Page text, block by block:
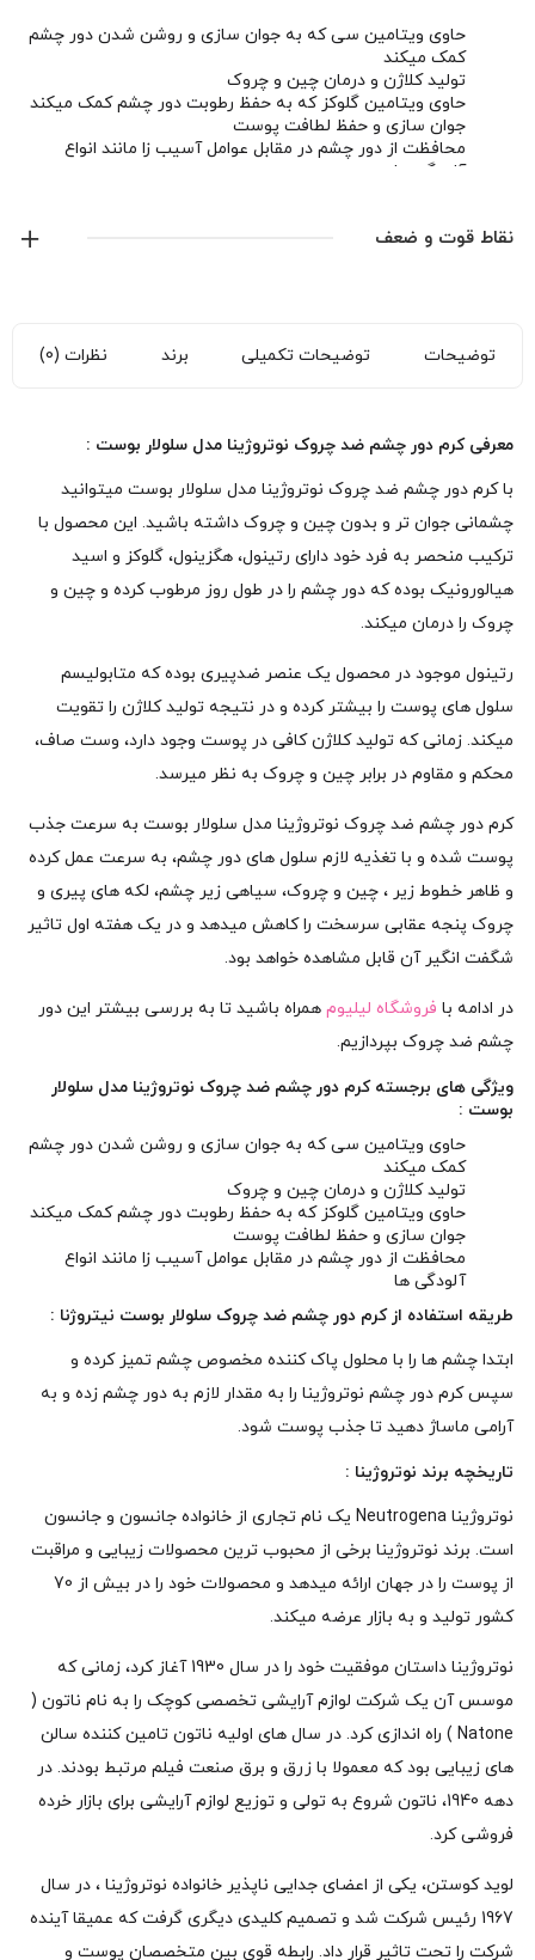
حاوی ویتامین سی که به جوان سازی و روشن شدن دور چشم
کمک میکند
تولید کلاژن و درمان چین و چروک
حاوی ویتامین گلوکز که به حفظ رطوبت دور چشم کمک میکند
جوان سازی و حفظ لطافت پوست
محافظت از دور چشم در مقابل عوامل آسیب زا مانند انواع
آلودگی ها
نقاط قوت و ضعف
توضیحات توضیحات تکمیلی برند نظرات (0)
معرفی کرم دور چشم ضد چروک نوتروژینا مدل سلولار بوست :
با کرم دور چشم ضد چروک نوتروژینا مدل سلولار بوست میتوانید
چشمانی جوان تر و بدون چین و چروک داشته باشید. این محصول با
ترکیب منحصر به فرد خود دارای رتینول، هگزینول، گلوکز و اسید
هیالورونیک بوده که دور چشم را در طول روز مرطوب کرده و چین و
چروک را درمان میکند.
رتینول موجود در محصول یک عنصر ضدپیری بوده که متابولیسم
سلول های پوست را بیشتر کرده و در نتیجه تولید کلاژن را تقویت
میکند. زمانی که تولید کلاژن کافی در پوست وجود دارد، وست صاف،
محکم و مقاوم در برابر چین و چروک به نظر میرسد.
کرم دور چشم ضد چروک نوتروژینا مدل سلولار بوست به سرعت جذب
پوست شده و با تغذیه لازم سلول های دور چشم، به سرعت عمل کرده
و ظاهر خطوط زیر ، چین و چروک، سیاهی زیر چشم، لکه های پیری و
چروک پنجه عقابی سرسخت را کاهش میدهد و در یک هفته اول تاثیر
شگفت انگیر آن قابل مشاهده خواهد بود.
در ادامه با فروشگاه لیلیوم همراه باشید تا به بررسی بیشتر این دور
چشم ضد چروک بپردازیم.
ویژگی های برجسته کرم دور چشم ضد چروک نوتروژینا مدل سلولار
بوست :
حاوی ویتامین سی که به جوان سازی و روشن شدن دور چشم
کمک میکند
تولید کلاژن و درمان چین و چروک
حاوی ویتامین گلوکز که به حفظ رطوبت دور چشم کمک میکند
جوان سازی و حفظ لطافت پوست
محافظت از دور چشم در مقابل عوامل آسیب زا مانند انواع
آلودگی ها
طریقه استفاده از کرم دور چشم ضد چروک سلولار بوست نیتروژنا :
ابتدا چشم ها را با محلول پاک کننده مخصوص چشم تمیز کرده و
سپس کرم دور چشم نوتروژینا را به مقدار لازم به دور چشم زده و به
آرامی ماساژ دهید تا جذب پوست شود.
تاریخچه برند نوتروژینا :
نوتروژینا Neutrogena یک نام تجاری از خانواده جانسون و جانسون
است. برند نوتروژینا برخی از محبوب ترین محصولات زیبایی و مراقبت
از پوست را در جهان ارائه میدهد و محصولات خود را در بیش از 70
کشور تولید و به بازار عرضه میکند.
نوتروژینا داستان موفقیت خود را در سال 1930 آغاز کرد، زمانی که
موسس آن یک شرکت لوازم آرایشی تخصصی کوچک را به نام ناتون (
Natone ) راه اندازی کرد. در سال های اولیه ناتون تامین کننده سالن
های زیبایی بود که معمولا با زرق و برق صنعت فیلم مرتبط بودند. در
دهه 1940، ناتون شروع به تولی و توزیع لوازم آرایشی برای بازار خرده
فروشی کرد.
لوید کوستن، یکی از اعضای جدایی ناپذیر خانواده نوتروژینا ، در سال
1967 رئیس شرکت شد و تصمیم کلیدی دیگری گرفت که عمیقا آینده
شرکت را تحت تاثیر قرار داد. رابطه قوی بین متخصصان پوست و